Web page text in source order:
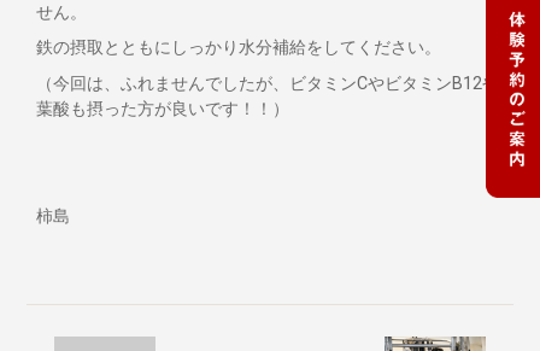
せん。
鉄の摂取とともにしっかり水分補給をしてください。
（今回は、ふれませんでしたが、ビタミンCやビタミンB12や
葉酸も摂った方が良いです！！）
柿島